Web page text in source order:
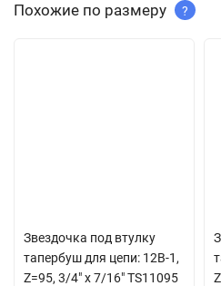
Похожие по размеру ?
Звездочка под втулку
тапербуш для цепи: 12B-1,
Z=95, 3/4" x 7/16" TS11095